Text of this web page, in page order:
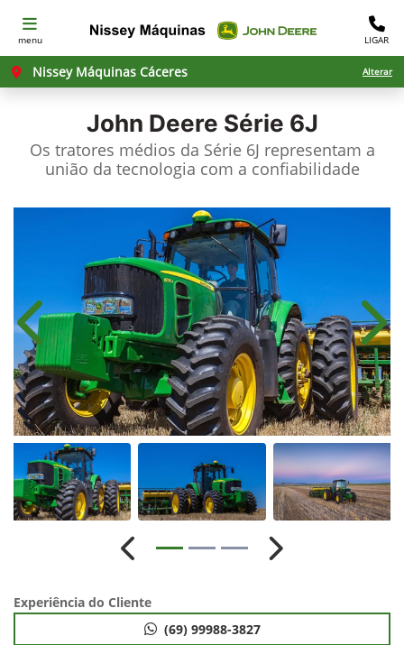
menu LIGAR
Nissey Máquinas Cáceres Alterar
John Deere Série 6J
Os tratores médios da Série 6J representam a
união da tecnologia com a confiabilidade
Anterior
Anterior Próximo
Experiência do Cliente
(69) 99988-3827